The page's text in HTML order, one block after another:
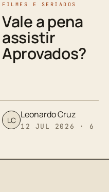
FILMES E SERIADOS
Vale a pena
assistir
Aprovados?
LC Leonardo Cruz
12 JUL 2026 · 6